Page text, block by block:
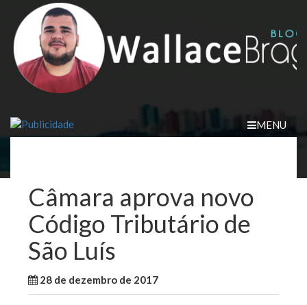
content
MENU
Câmara aprova novo
Código Tributário de
São Luís
28 de dezembro de 2017